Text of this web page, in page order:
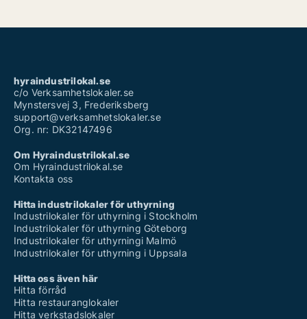
hyraindustrilokal.se
c/o Verksamhetslokaler.se
Mynstersvej 3, Frederiksberg
support@verksamhetslokaler.se
Org. nr: DK32147496
Om Hyraindustrilokal.se
Om Hyraindustrilokal.se
Kontakta oss
Hitta industrilokaler för uthyrning
Industrilokaler för uthyrning i Stockholm
Industrilokaler för uthyrning Göteborg
Industrilokaler för uthyrningi Malmö
Industrilokaler för uthyrning i Uppsala
Hitta oss även här
Hitta förråd
Hitta restauranglokaler
Hitta verkstadslokaler